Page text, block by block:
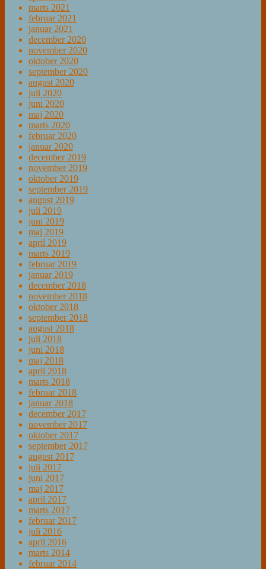
marts 2021
februar 2021
januar 2021
december 2020
november 2020
oktober 2020
september 2020
august 2020
juli 2020
juni 2020
maj 2020
marts 2020
februar 2020
januar 2020
december 2019
november 2019
oktober 2019
september 2019
august 2019
juli 2019
juni 2019
maj 2019
april 2019
marts 2019
februar 2019
januar 2019
december 2018
november 2018
oktober 2018
september 2018
august 2018
juli 2018
juni 2018
maj 2018
april 2018
marts 2018
februar 2018
januar 2018
december 2017
november 2017
oktober 2017
september 2017
august 2017
juli 2017
juni 2017
maj 2017
april 2017
marts 2017
februar 2017
juli 2016
april 2016
marts 2014
februar 2014